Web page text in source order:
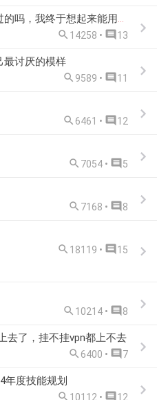
三年了，你知道这三年我怎么过的吗，我终于想起来能用QQ直接登陆了
 14258 •  13
最讨厌的模样
 9589 •  11
 6461 •  12
 7054 •  5
 7168 •  8
 18119 •  15
 10214 •  8
去了，挂不挂vpn都上不去
 6400 •  7
年度技能规划
 10112 •  12